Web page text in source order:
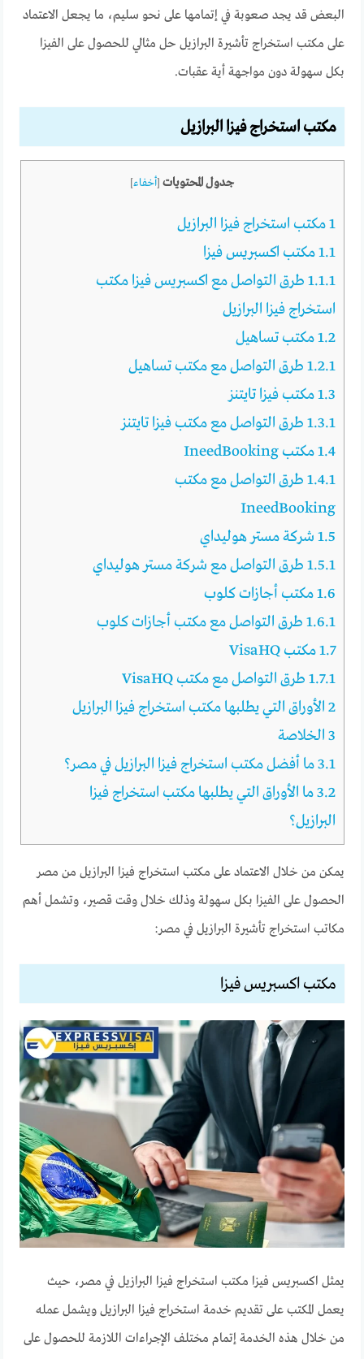
البعض قد يجد صعوبة في إتمامها على نحو سليم، ما يجعل الاعتماد
على مكتب استخراج تأشيرة البرازيل حل مثالي للحصول على الفيزا
بكل سهولة دون مواجهة أية عقبات.
مكتب استخراج فيزا البرازيل
جدول المحتويات [أخفاء]
1مكتب استخراج فيزا البرازيل
1.1مكتب اكسبريس فيزا
1.1.1 طرق التواصل مع اكسبريس فيزا مكتب
استخراج فيزا البرازيل
1.2مكتب تساهيل
1.2.1 طرق التواصل مع مكتب تساهيل
1.3مكتب فيزا تايتنز
1.3.1 طرق التواصل مع مكتب فيزا تايتنز
1.4مكتب IneedBooking
1.4.1 طرق التواصل مع مكتب
IneedBooking
1.5 شركة مستر هوليداي
1.5.1 طرق التواصل مع شركة مستر هوليداي
1.6مكتب أجازات كلوب
1.6.1 طرق التواصل مع مكتب أجازات كلوب
1.7مكتب VisaHQ
1.7.1 طرق التواصل مع مكتب VisaHQ
2 الأوراق التي يطلبها مكتب استخراج فيزا البرازيل
3 الخلاصة
3.1ما أفضل مكتب استخراج فيزا البرازيل في مصر؟
3.2ما الأوراق التي يطلبها مكتب استخراج فيزا
البرازيل؟
يمكن من خلال الاعتماد على مكتب استخراج فيزا البرازيل من مصر
الحصول على الفيزا بكل سهولة وذلك خلال وقت قصير، وتشمل أهم
مكاتب استخراج تأشيرة البرازيل في مصر:
مكتب اكسبريس فيزا
يمثل اكسبريس فيزا مكتب استخراج فيزا البرازيل في مصر، حيث
يعمل المكتب على تقديم خدمة استخراج فيزا البرازيل ويشمل عمله
من خلال هذه الخدمة إتمام مختلف الإجراءات اللازمة للحصول على